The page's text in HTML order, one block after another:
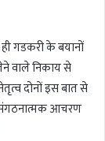
गडकरी के बयानों
वाले निकाय से
दोनों इस बात से
संगठनात्मक आचरण